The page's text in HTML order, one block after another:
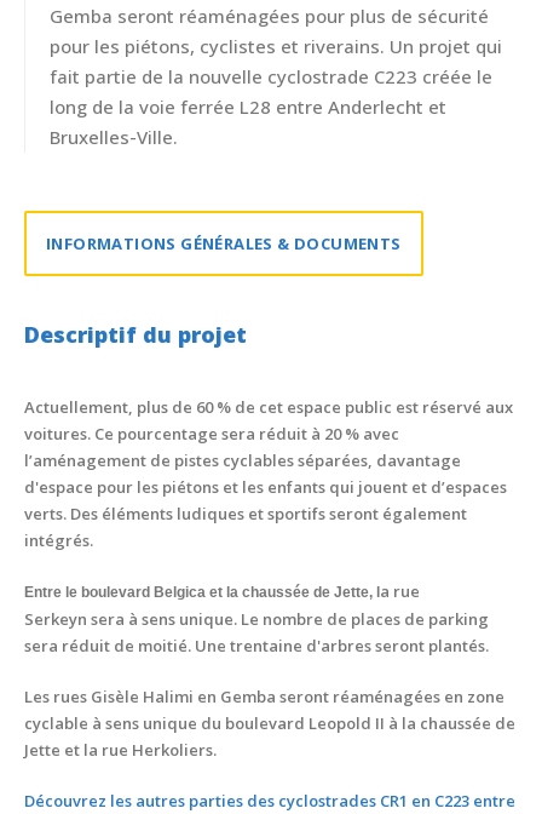
Gemba seront réaménagées pour plus de sécurité
pour les piétons, cyclistes et riverains. Un projet qui
fait partie de la nouvelle cyclostrade C223 créée le
long de la voie ferrée L28 entre Anderlecht et
Bruxelles-Ville.
INFORMATIONS GÉNÉRALES & DOCUMENTS
Descriptif du projet
Actuellement, plus de 60 % de cet espace public est réservé aux
voitures. Ce pourcentage sera réduit à 20 % avec
l’aménagement de pistes cyclables séparées, davantage
d'espace pour les piétons et les enfants qui jouent et d’espaces
verts. Des éléments ludiques et sportifs seront également
intégrés.
Entre le boulevard Belgica et la chaussée de Jette, l a rue
Serkeyn sera à sens unique. Le nombre de places de parking
sera réduit de moitié. Une trentaine d'arbres seront plantés.
Les rues Gisèle Halimi en Gemba seront réaménagées en zone
cyclable à sens unique du boulevard Leopold II à la chaussée de
Jette et la rue Herkoliers.
Découvrez les autres parties des cyclostrades CR1 en C223 entre